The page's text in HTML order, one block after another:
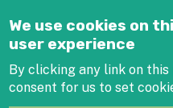
We use cookies on
user experience
By clicking any link on
consent for us to set